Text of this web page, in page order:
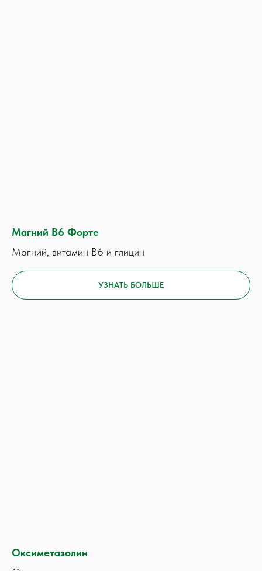
Магний В6 Форте
Магний, витамин В6 и глицин
УЗНАТЬ БОЛЬШЕ
Оксиметазолин